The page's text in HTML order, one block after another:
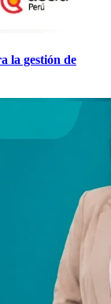
la gestión de